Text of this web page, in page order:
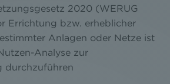
2020 (WERUG
Errichtung bzw. erheblicher
Anlagen oder Netze ist
Analyse zur
durchzuführen